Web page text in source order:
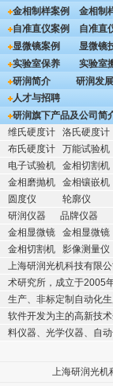
金相制样案例
金相制
自准直仪案例
自准直
显微镜案例
显微镜
实验室保养
实验室
研润简介
研润发
人才与招聘
研润旗下产品及公司简
维氏硬度计
洛氏硬度计
布氏硬度计
万能试验机
电子试验机
金相切割机
金相磨抛机
金相镶嵌机
圆度仪
轮廓仪
研润仪器
品牌仪器
金相显微镜
金相显微镜
金相切割机
影像测量仪
上海研润光机科技有限
术研究所，成立于2005
生产、非标定制自动化
软件开发为主的高新技
料仪器、光学仪器、自动
上海研润光机